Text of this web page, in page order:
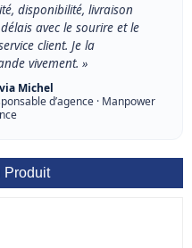
disponibilité, livraison
avec le sourire et le
client. Je la
vivement. »
Michel
d’agence · Manpower
Produit